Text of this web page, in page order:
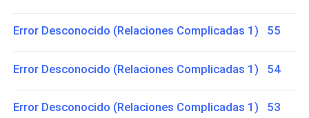
Error Desconocido (Relaciones Complicadas 1) 55
Error Desconocido (Relaciones Complicadas 1) 54
Error Desconocido (Relaciones Complicadas 1) 53